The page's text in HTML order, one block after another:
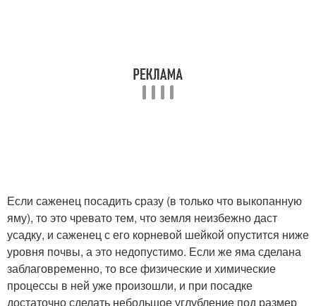
Почвы перед посадкой
Осенний посадка
Дерева в разных
регионах
Посадки для плодовых
Если саженец посадить сразу (в только что выкопанную
яму), то это чревато тем, что земля неизбежно даст
усадку, и саженец с его корневой шейкой опустится ниже
уровня почвы, а это недопустимо. Если же яма сделана
заблаговременно, то все физические и химические
процессы в ней уже произошли, и при посадке
достаточно сделать небольшое углубление под размер